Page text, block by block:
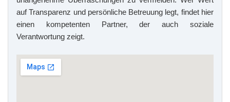
auf Transparenz und persönliche Betreuung legt, findet hier
einen kompetenten Partner, der auch soziale
Verantwortung zeigt.